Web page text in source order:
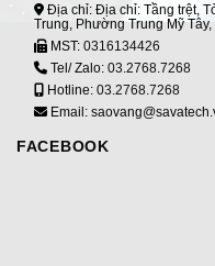
Địa chỉ: Địa chỉ: Tầng trệt,
Trung, Phường Trung Mỹ Tây,
MST: 0316134426
Tel/ Zalo: 03.2768.7268
Hotline: 03.2768.7268
Email:
FACEBOOK